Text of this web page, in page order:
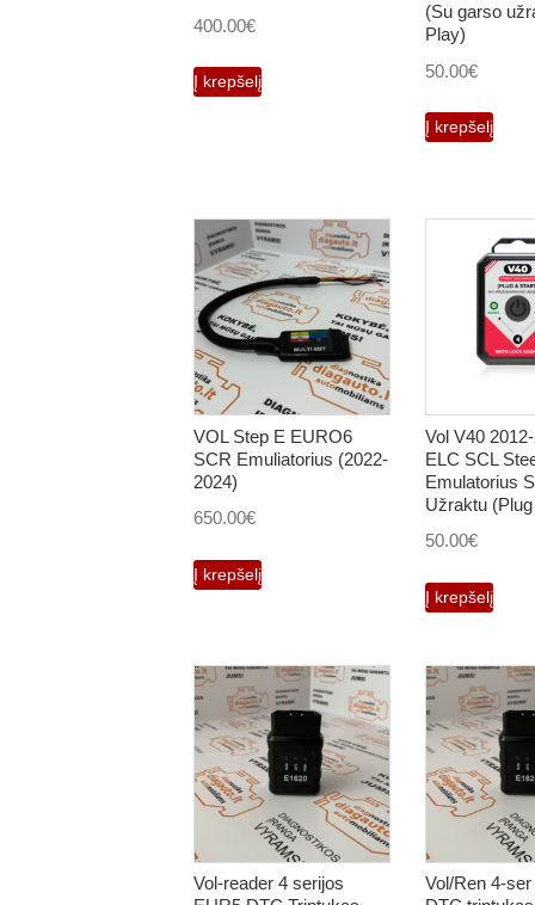
400.00€
Į krepšelį
(Su garso
Play)
50.00€
Į krepšelį
VOL Step E EURO6
SCR Emuliatorius (2022-
2024)
650.00€
Į krepšelį
Vol V40
ELC SCL
Emulatorius
Užraktu
50.00€
Į krepšelį
Vol-reader 4 serijos
Vol/Ren 4-